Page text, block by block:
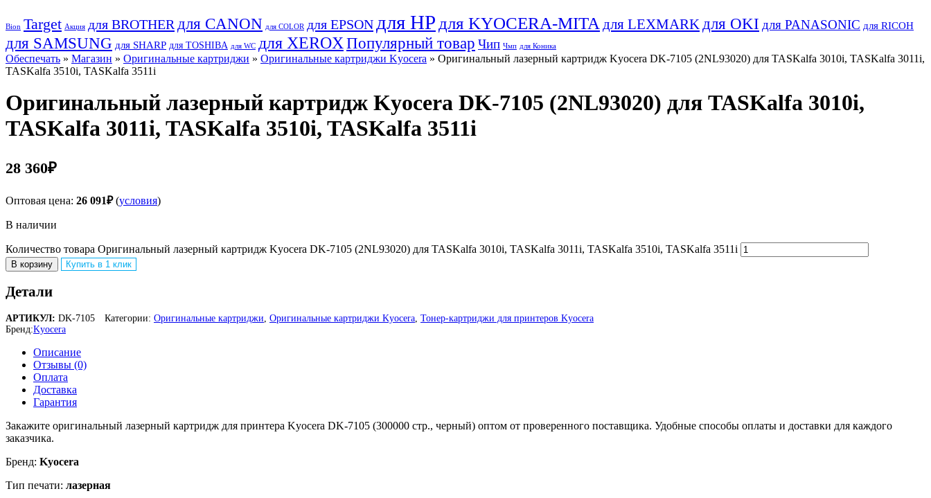
Bion Target Акция для BROTHER для CANON для COLOR для EPSON для HP для KYOCERA-MITA для LEXMARK для OKI для PANASONIC для RICOH
для SAMSUNG для SHARP для TOSHIBA для WC для XEROX Популярный товар Чип Чмп для Коника
Обеспечать » Магазин » Оригинальные картриджи » Оригинальные картриджи Kyocera » Оригинальный лазерный картридж Kyocera DK-7105 (2NL93020) для TASKalfa 3010i, TASKalfa 3011i,
TASKalfa 3510i, TASKalfa 3511i
Оригинальный лазерный картридж Kyocera DK-7105 (2NL93020) для TASKalfa 3010i,
TASKalfa 3011i, TASKalfa 3510i, TASKalfa 3511i
28 360₽
Оптовая цена: 26 091₽(условия)
В наличии
Количество товара Оригинальный лазерный картридж Kyocera DK-7105 (2NL93020) для TASKalfa 3010i, TASKalfa 3011i, TASKalfa 3510i, TASKalfa 3511i
В корзину Купить в 1 клик
Детали
АРТИКУЛ: DK-7105 Категории: Оригинальные картриджи Оригинальные картриджи Kyocera Тонер-картриджи для принтеров Kyocera
Бренд:Kyocera
Описание
Отзывы (0)
Оплата
Доставка
Гарантия
Закажите оригинальный лазерный картридж для принтера Kyocera DK-7105 (300000 стр., черный) оптом от проверенного поставщика. Удобные способы оплаты и доставки для каждого
заказчика.
Бренд: Kyocera
Тип печати: лазерная